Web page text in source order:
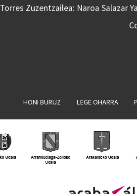
Torres Zuzentzailea: Naroa Salazar
HONI BURUZ LEGE OHARRA